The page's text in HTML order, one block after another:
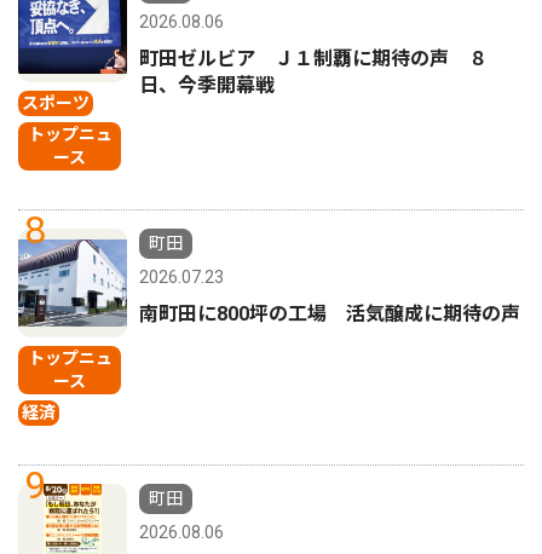
スポーツ
トップニュ
ース
2026.08.06
町田ゼルビア Ｊ１制覇に期待の声 ８
日、今季開幕戦
8
トップニュ
ース
経済
町田
2026.07.23
南町田に800坪の工場 活気醸成に期待の声
9
町田
2026.08.06